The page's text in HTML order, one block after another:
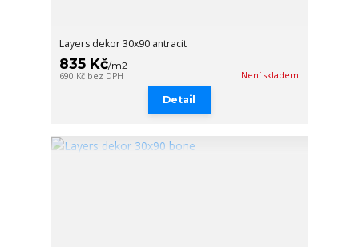
Layers dekor 30x90 antracit
835 Kč/m2
690 Kč bez DPH Není skladem
Detail